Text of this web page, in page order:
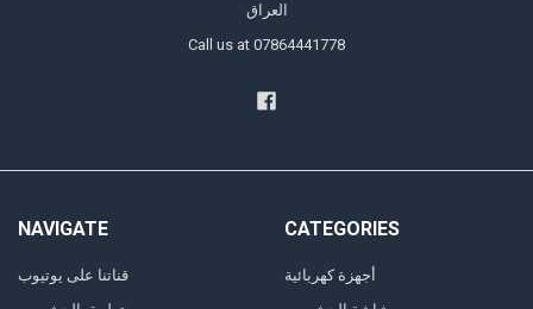
العراق
Call us at 07864441778
NAVIGATE
قناتنا على يوتيوب
CATEGORIES
أجهزة كهربائية